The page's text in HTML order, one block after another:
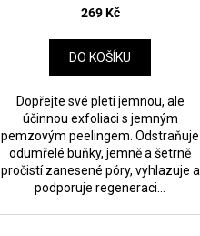
269 Kč
DO KOŠÍKU
Dopřejte své pleti jemnou, ale
účinnou exfoliaci s jemným
pemzovým peelingem. Odstraňuje
odumřelé buňky, jemně a šetrně
pročistí zanesené póry, vyhlazuje a
podporuje regeneraci...